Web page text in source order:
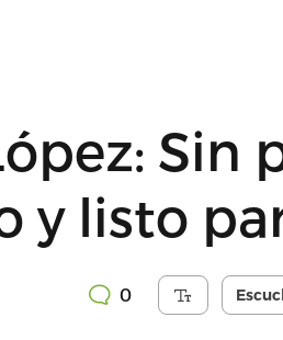
Sin
y listo
0